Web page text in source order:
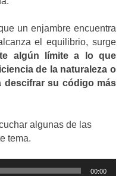
un enjambre encuentra
el equilibrio, surge
algún límite a lo que
de la naturaleza o
descifrar su código más
algunas de las
tema.
00:00